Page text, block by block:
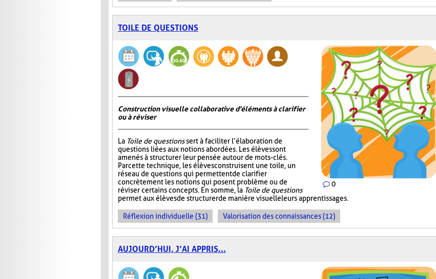
TOILE DE QUESTIONS
0
Construction visuelle collaborative d'éléments à clarifier
ou à réviser
La Toile de questionssert à faciliter l’élaboration de
questions liées aux notions abordées. Les élèves sont
amenés à structurer leur pensée autour de mots-clés.
Par cette technique, les élèves construisent une toile, un
réseau de questions qui permettent de clarifier
concrètement les notions qui posent problème ou de
réviser certains concepts. En somme, la Toile de questions
permet aux élèves de structurer de manière visuelle leurs apprentissages.
Réflexion individuelle (31) Valorisation des connaissances (12)
AUJOURD’HUI, J’AI APPRIS...